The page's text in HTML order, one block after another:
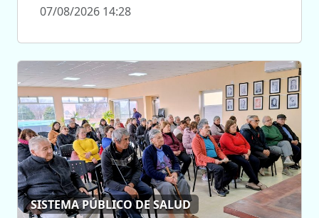
07/08/2026 14:28
SISTEMA PÚBLICO DE SALUD